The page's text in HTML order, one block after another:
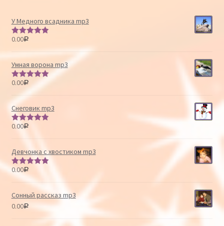
У Медного всадника mp3
Оценка
0.00Р
Умная ворона mp3
Оценка
0.00Р
Снеговик mp3
Оценка
0.00Р
Девчонка с хвостиком mp3
Оценка
из 5
0.00Р
Сонный рассказ mp3
0.00Р